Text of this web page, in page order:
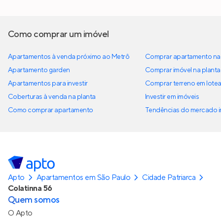
Como comprar um imóvel
Apartamentos à venda próximo ao Metrô
Apartamento garden
Apartamentos para investir
Coberturas à venda na planta
Como comprar apartamento
Comprar apartamento
Comprar imóvel na planta
Comprar terreno em
Investir em imóveis
Tendências do mercado
Apto Apartamentos em São Paulo
Cidade Patriarca
Colatinna 56
Quem somos
O Apto